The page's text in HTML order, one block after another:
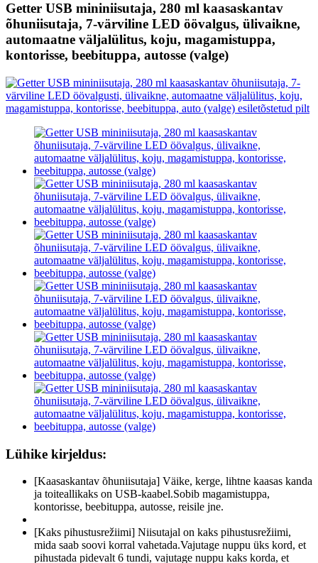
Getter USB mininiisutaja, 280 ml kaasaskantav
õhuniisutaja, 7-värviline LED öövalgus, ülivaikne,
automaatne väljalülitus, koju, magamistuppa,
kontorisse, beebituppa, autosse (valge)
Lühike kirjeldus:
[Kaasaskantav õhuniisutaja] Väike, kerge, lihtne kaasas kanda
ja toiteallikaks on USB-kaabel.Sobib magamistuppa,
kontorisse, beebituppa, autosse, reisile jne.
[Kaks pihustusrežiimi] Niisutajal on kaks pihustusrežiimi,
mida saab soovi korral vahetada.Vajutage nuppu üks kord, et
pihustada pidevalt 6 tundi, vajutage nuppu kaks korda, et